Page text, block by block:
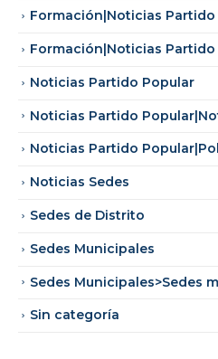
Formación|Noticias
Formación|Noticias
Noticias Partido Popular
Noticias Partido
Noticias Partido
Noticias Sedes
Sedes de Distrito
Sedes Municipales
Sedes Municipales>Sedes
Sin categoría